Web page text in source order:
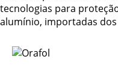
tecnologias para
alumínio, importadas